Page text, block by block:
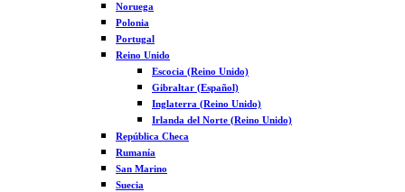
Noruega
Polonia
Portugal
Reino Unido
Escocia (Reino Unido)
Gibraltar (Español)
Inglaterra (Reino Unido)
Irlanda del Norte (Reino Unido)
República Checa
Rumanía
San Marino
Suecia